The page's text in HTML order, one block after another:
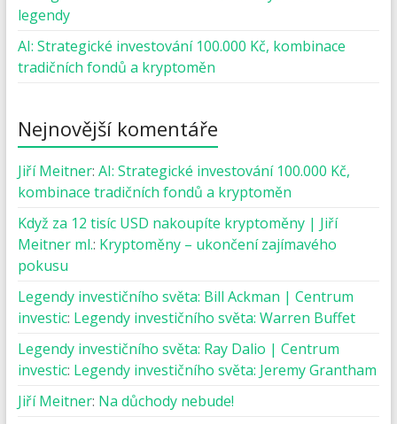
legendy
AI: Strategické investování 100.000 Kč, kombinace
tradičních fondů a kryptoměn
Nejnovější komentáře
Jiří Meitner: AI: Strategické investování 100.000 Kč,
kombinace tradičních fondů a kryptoměn
Když za 12 tisíc USD nakoupíte kryptoměny | Jiří
Meitner ml.: Kryptoměny – ukončení zajímavého
pokusu
Legendy investičního světa: Bill Ackman | Centrum
investic: Legendy investičního světa: Warren Buffet
Legendy investičního světa: Ray Dalio | Centrum
investic: Legendy investičního světa: Jeremy Grantham
Jiří Meitner: Na důchody nebude!